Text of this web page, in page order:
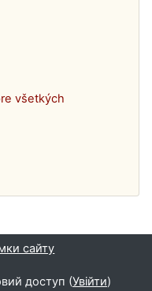
všetkých
сайту
доступ (Увійти)